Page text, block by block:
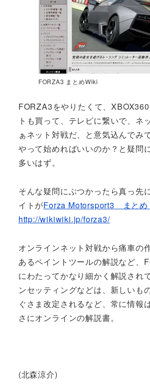
FORZA3 まとめWiki
FORZA3をやりたくて、
トも買って、テレビに繋いで、ネ
ぁネット対戦だ、と意気込んでみ
やって始めればいいのか？と疑問
多いはず。
そんな疑問にぶつかったら真っ先
イトがForza Motorsport3 まとめ
http://wikiwiki.jp/forza3/
オンラインネット対戦から痛車の
あるペイントツールの解説など、
にわたってかなり細かく解説され
ンセッティングなどは、新しいも
ぐさま改定されるなど、常に情報
さにオンラインの解説書。
(北森涼介)